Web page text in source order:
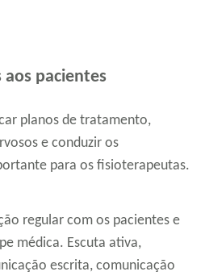
aos pacientes
planos de tratamento,
e conduzir os
para os fisioterapeutas.
regular com os pacientes e
médica. Escuta ativa,
escrita, comunicação